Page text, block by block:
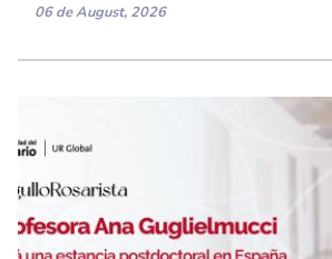
06 de August, 2026